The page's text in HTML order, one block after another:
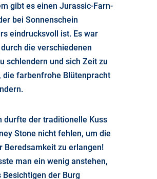
gibt es einen Jurassic-Farn-
bei Sonnenschein
eindrucksvoll ist. Es war
die verschiedenen
schlendern und sich Zeit zu
die farbenfrohe Blütenpracht
durfte der traditionelle Kuss
Stone nicht fehlen, um die
Beredsamkeit zu erlangen!
man ein wenig anstehen,
Besichtigen der Burg